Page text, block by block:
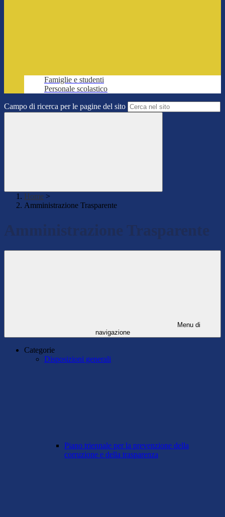
Famiglie e studenti
Personale scolastico
Campo di ricerca per le pagine del sito
Home >
Amministrazione Trasparente
Amministrazione Trasparente
Menu di
navigazione
Categorie
Disposizioni generali
Piano triennale per la prevenzione della
corruzione e della trasparenza